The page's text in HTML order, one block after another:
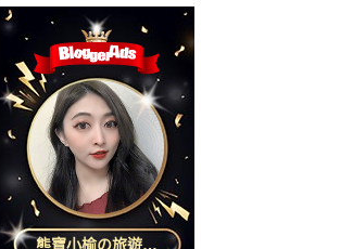
熊寶小榆の旅遊日